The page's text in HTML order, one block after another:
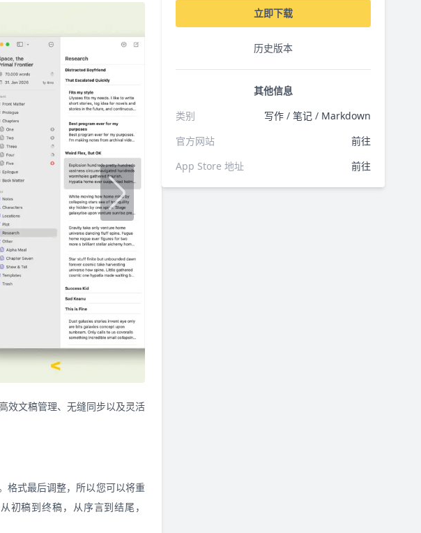
效文稿管理、无缝同步以及灵活
格式最后调整，所以您可以将重
初稿到终稿，从序言到结尾，
立即下载
历史版本
其他信息
类别
写作 / 笔记 / Markdown
官方网站
前往
App Store 地址
前往